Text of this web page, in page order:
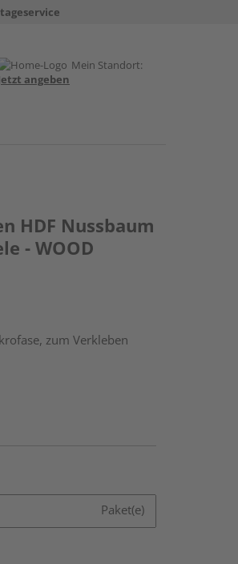
Mein Standort:
angeben
HDF Nussbaum
- WOOD
zum Verkleben
Paket(e)